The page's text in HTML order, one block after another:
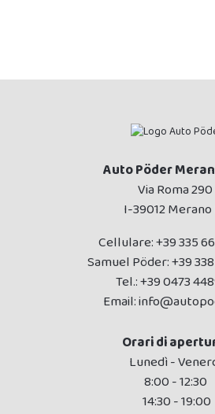
Auto Pöder
Via Roma 290
I-39012 Merano
Cellulare:+39 335
Samuel Pöder:+39
Tel.:+39 0473
Email:
Orari di
Lunedì -
8:00 - 12:30
14:30 - 19:00